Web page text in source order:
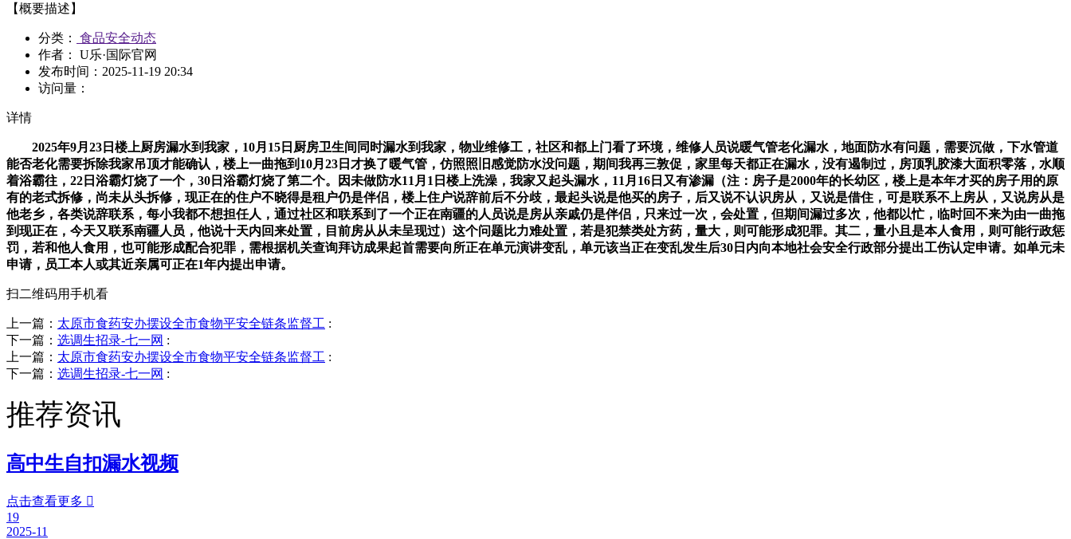
【概要描述】
分类：
食品安全动态
作者： U乐·国际官网
发布时间： 2025-11-19 20:34
访问量：
详情
2025年9月23日楼上厨房漏水到我家，10月15日厨房卫生间同时漏水到我家，物业维修工，社区和都上门看了环境，维修人员说暖气管老化漏水，地面防水有问题，需要沉做，下水管道
能否老化需要拆除我家吊顶才能确认，楼上一曲拖到10月23日才换了暖气管，仿照照旧感觉防水没问题，期间我再三敦促，家里每天都正在漏水，没有遏制过，房顶乳胶漆大面积零落，水顺
着浴霸往，22日浴霸灯烧了一个，30日浴霸灯烧了第二个。因未做防水11月1日楼上洗澡，我家又起头漏水，11月16日又有渗漏（注：房子是2000年的长幼区，楼上是本年才买的房子用的原
有的老式拆修，尚未从头拆修，现正在的住户不晓得是租户仍是伴侣，楼上住户说辞前后不分歧，最起头说是他买的房子，后又说不认识房从，又说是借住，可是联系不上房从，又说房从是
他老乡，各类说辞联系，每小我都不想担任人，通过社区和联系到了一个正在南疆的人员说是房从亲戚仍是伴侣，只来过一次，会处置，但期间漏过多次，他都以忙，临时回不来为由一曲拖
到现正在，今天又联系南疆人员，他说十天内回来处置，目前房从从未呈现过）这个问题比力难处置，若是犯禁类处方药，量大，则可能形成犯罪。其二，量小且是本人食用，则可能行政惩
罚，若和他人食用，也可能形成配合犯罪，需根据机关查询拜访成果起首需要向所正在单元演讲变乱，单元该当正在变乱发生后30日内向本地社会安全行政部分提出工伤认定申请。如单元未
申请，员工本人或其近亲属可正在1年内提出申请。
扫二维码用手机看
上一篇： 太原市食药安办摆设全市食物平安全链条监督工 :
下一篇： 选调生招录-七一网 :
上一篇： 太原市食药安办摆设全市食物平安全链条监督工 :
下一篇： 选调生招录-七一网 :
推荐资讯
高中生自扣漏水视频
点击查看更多 
19
2025-11